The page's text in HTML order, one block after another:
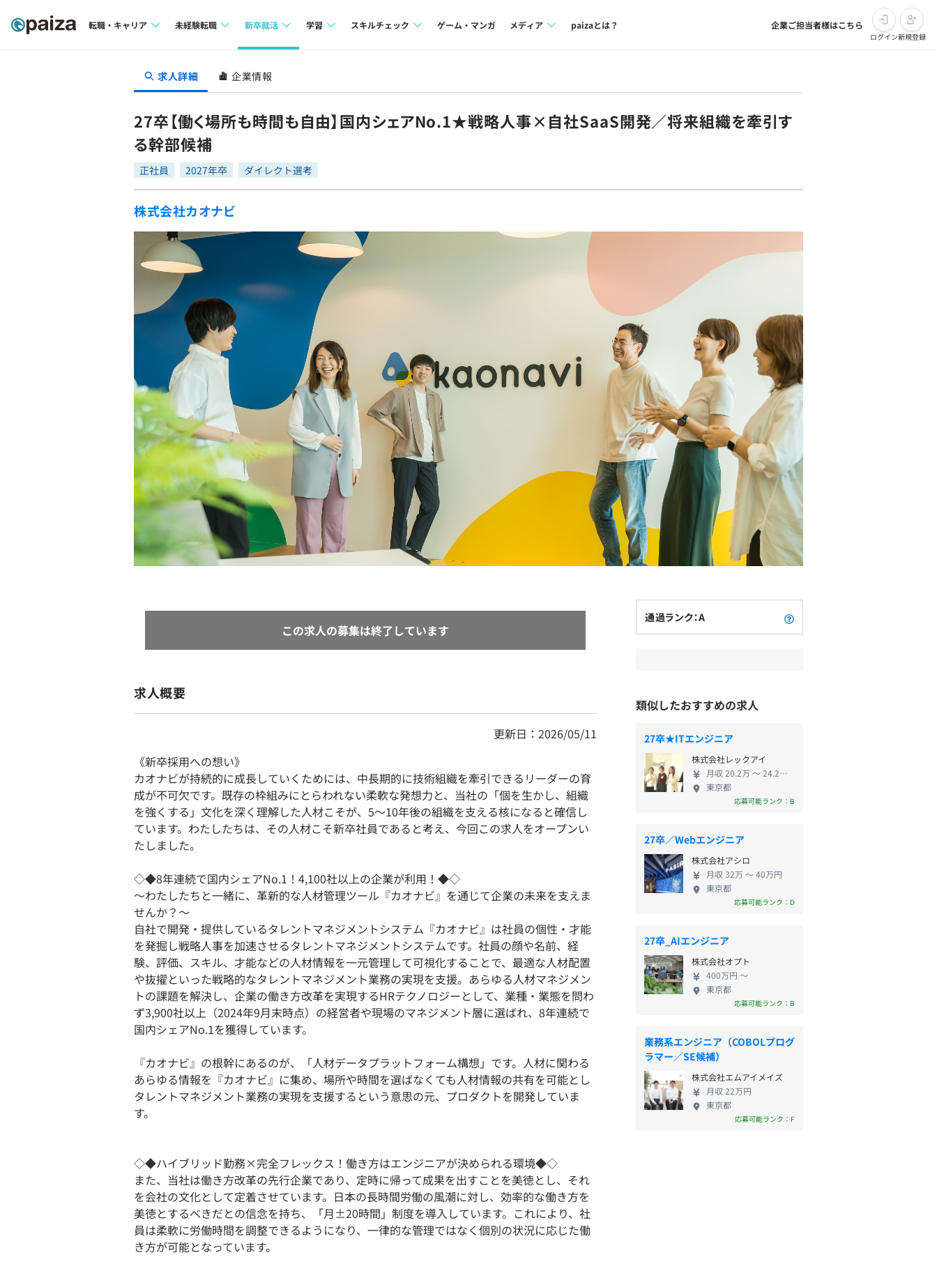
転職・キャリア
転職成功ガイド
未経験転職
求人検索
転職成功ガイド
新卒就活
本選考
インターン
就活成功ガイド
学習
4択課題
リファレンス
個人向けプラン
法人向けプラン
学校向けプラン
スキルチェック
評価結果一覧
ゲーム・マンガ メディア
note
paizaとは？ 企業ご担当者様はこちら
ログイン新規登録
求人詳細 企業情報
27卒【働く場所も時間も自由】国内シェアNo.1★戦略人事×自社SaaS開発／将来組織を牽引す
る幹部候補
正社員 2027年卒 ダイレクト選考
株式会社カオナビ
この求人の募集は終了しています
求人概要
更新日：2026/05/11
《新卒採用への想い》
カオナビが持続的に成長していくためには、中長期的に技術組織を牽引できるリーダーの育
成が不可欠です。既存の枠組みにとらわれない柔軟な発想力と、当社の「個を生かし、組織
を強くする」文化を深く理解した人材こそが、5〜10年後の組織を支える核になると確信し
ています。わたしたちは、その人材こそ新卒社員であると考え、今回この求人をオープンい
たしました。
◇◆8年連続で国内シェアNo.1！4,100社以上の企業が利用！◆◇
〜わたしたちと一緒に、革新的な人材管理ツール『カオナビ』を通じて企業の未来を支えま
せんか？〜
自社で開発・提供しているタレントマネジメントシステム『カオナビ』は社員の個性・才能
を発掘し戦略人事を加速させるタレントマネジメントシステムです。社員の顔や名前、経
験、評価、スキル、才能などの人材情報を一元管理して可視化することで、最適な人材配置
や抜擢といった戦略的なタレントマネジメント業務の実現を支援。あらゆる人材マネジメン
トの課題を解決し、企業の働き方改革を実現するHRテクノロジーとして、業種・業態を問わ
ず3,900社以上（2024年9月末時点）の経営者や現場のマネジメント層に選ばれ、8年連続で
国内シェアNo.1を獲得しています。
『カオナビ』の根幹にあるのが、「人材データプラットフォーム構想」です。人材に関わる
あらゆる情報を『カオナビ』に集め、場所や時間を選ばなくても人材情報の共有を可能とし
タレントマネジメント業務の実現を支援するという意思の元、プロダクトを開発していま
す。
◇◆ハイブリッド勤務×完全フレックス！働き方はエンジニアが決められる環境◆◇
また、当社は働き方改革の先行企業であり、定時に帰って成果を出すことを美徳とし、それ
を会社の文化として定着させています。日本の長時間労働の風潮に対し、効率的な働き方を
美徳とするべきだとの信念を持ち、「月±20時間」制度を導入しています。これにより、社
員は柔軟に労働時間を調整できるようになり、一律的な管理ではなく個別の状況に応じた働
き方が可能となっています。
通過ランク：A
類似したおすすめの求人
27卒★ITエンジニア
株式会社レックアイ
月収 20.2万 〜 24.2万円
東京都
応募可能ランク：B
27卒／Webエンジニア
株式会社アシロ
月収 32万 〜 40万円
東京都
応募可能ランク：D
27卒_AIエンジニア
株式会社オプト
400万円 〜
東京都
応募可能ランク：B
業務系エンジニア（COBOLプログ
ラマー／SE候補）
株式会社エムアイメイズ
月収 22万円
東京都
応募可能ランク：F